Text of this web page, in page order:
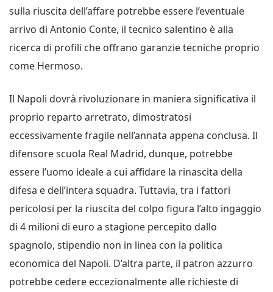
sulla riuscita dell’affare potrebbe essere l’eventuale
arrivo di Antonio Conte, il tecnico salentino è alla
ricerca di profili che offrano garanzie tecniche proprio
come Hermoso.
Il Napoli dovrà rivoluzionare in maniera significativa il
proprio reparto arretrato, dimostratosi
eccessivamente fragile nell’annata appena conclusa. Il
difensore scuola Real Madrid, dunque, potrebbe
essere l’uomo ideale a cui affidare la rinascita della
difesa e dell’intera squadra. Tuttavia, tra i fattori
pericolosi per la riuscita del colpo figura l’alto ingaggio
di 4 milioni di euro a stagione percepito dallo
spagnolo, stipendio non in linea con la politica
economica del Napoli. D’altra parte, il patron azzurro
potrebbe cedere eccezionalmente alle richieste di